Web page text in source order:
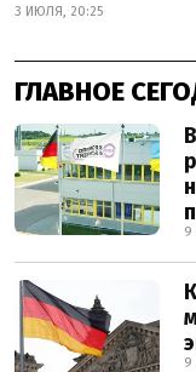
3 ИЮЛЯ, 20:25
ГЛАВНОЕ
9
9